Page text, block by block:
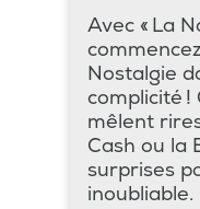
Avec « La
Nostalgie
complicité !
mêlent
Cash ou la
surprises
inoubliable.